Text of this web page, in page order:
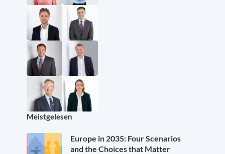
Meistgelesen
Europe in 2035: Four Scenarios
and the Choices that Matter